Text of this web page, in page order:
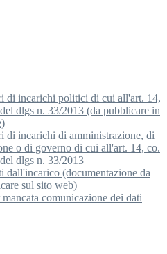
di incarichi politici di cui all'art. 14,
dlgs n. 33/2013 (da pubblicare in
di incarichi di amministrazione, di
o di governo di cui all'art. 14, co.
dlgs n. 33/2013
dall'incarico (documentazione da
sul sito web)
comunicazione dei dati